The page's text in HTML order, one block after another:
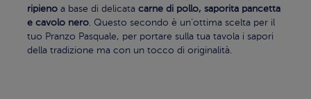
ripieno a base di delicata carne di pollo, saporita pancetta
e cavolo nero. Questo secondo è un’ottima scelta per il
tuo Pranzo Pasquale, per portare sulla tua tavola i sapori
della tradizione ma con un tocco di originalità.